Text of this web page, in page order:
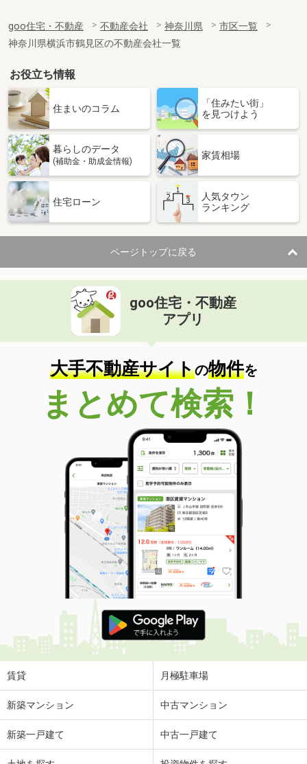
goo住宅・不動産 不動産会社 神奈川県
市区一覧
神奈川県横浜市鶴見区の不動産会社一覧
お役立ち情報
住まいのコラム
「住みたい街」
を見つけよう
暮らしのデータ
(補助金・助成金情報)
家賃相場
住宅ローン
人気タウン
ランキング
ページトップに戻る
goo住宅・不動産
アプリ
大手不動産サイトの物件を
まとめて検索！
賃貸 月極駐車場
新築マンション 中古マンション
新築一戸建て 中古一戸建て